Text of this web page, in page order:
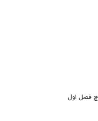
و کیفیت
فصل اول